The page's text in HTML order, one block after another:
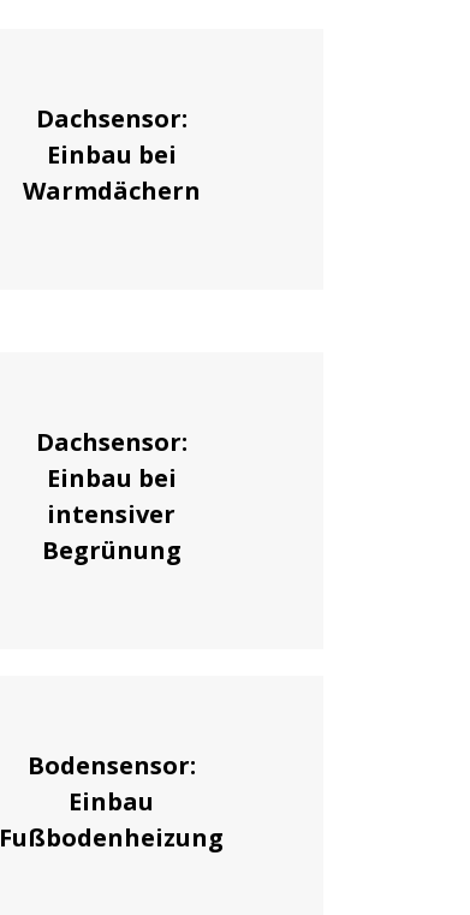
Dachsensor:
Einbau bei
Warmdächern
Dachsensor:
Einbau bei
intensiver
Begrünung
Bodensensor:
Einbau
Fußbodenheizung